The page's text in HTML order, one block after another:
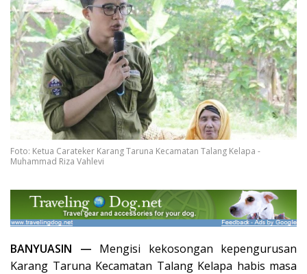
Foto: Ketua Carateker Karang Taruna Kecamatan Talang Kelapa -
Muhammad Riza Vahlevi
BANYUASIN — Mengisi kekosongan kepengurusan
Karang Taruna Kecamatan Talang Kelapa habis masa